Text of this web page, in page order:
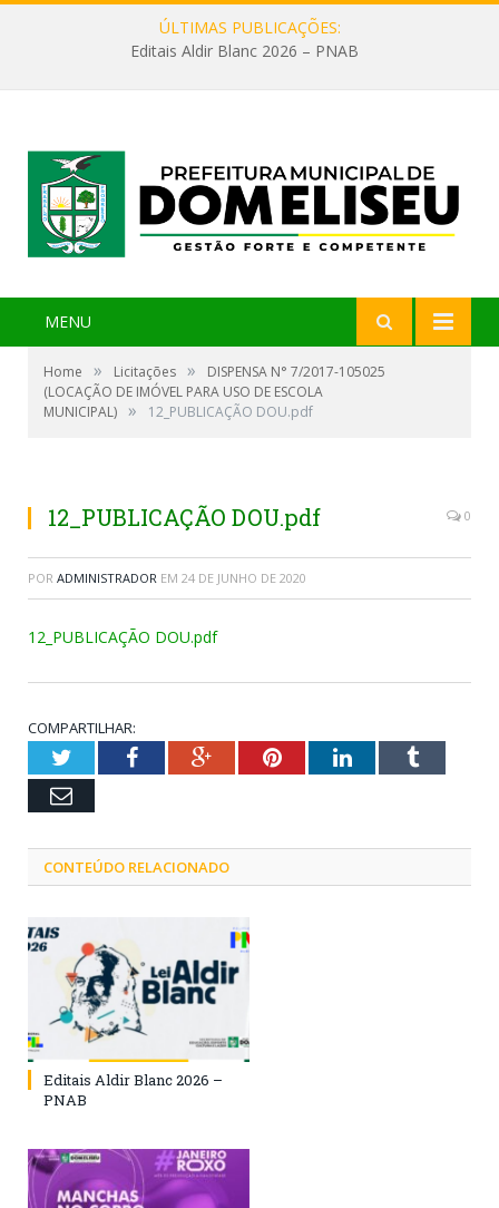
ÚLTIMAS PUBLICAÇÕES:
Editais Aldir Blanc 2026 – PNAB
MENU
Home » Licitações »
DISPENSA N° 7/2017-105025
(LOCAÇÃO DE IMÓVEL PARA USO DE ESCOLA
MUNICIPAL) » 12_PUBLICAÇÃO DOU.pdf
12_PUBLICAÇÃO DOU.pdf 0
POR ADMINISTRADOR EM 24 DE JUNHO DE 2020
12_PUBLICAÇÃO DOU.pdf
COMPARTILHAR:
TwitterFacebookGoogle+PinterestLinkedInTumblr
Email
CONTEÚDO RELACIONADO
Editais Aldir Blanc 2026 –
PNAB